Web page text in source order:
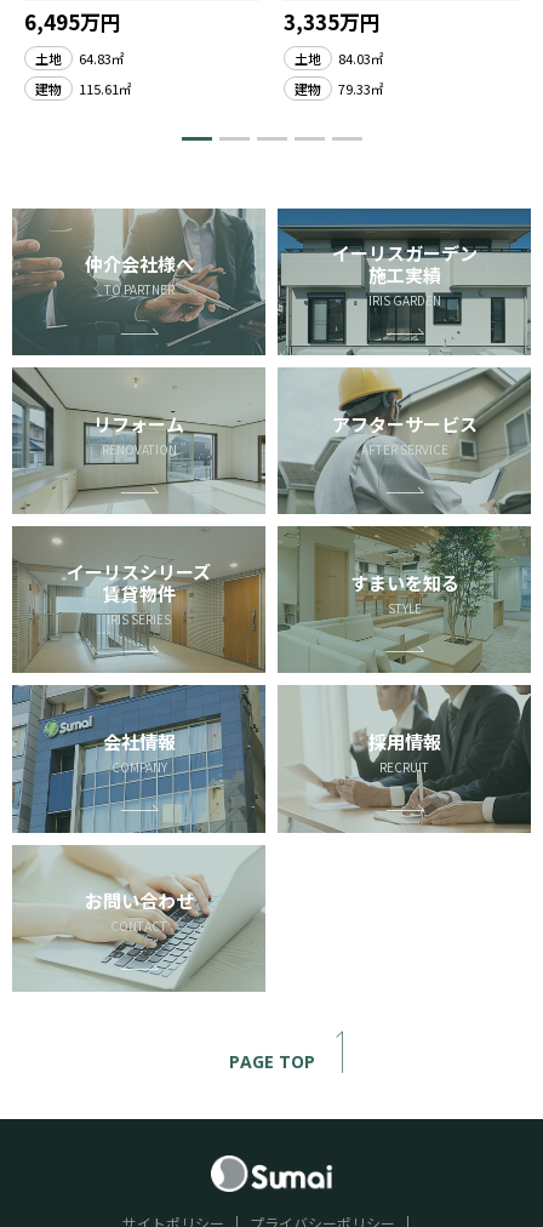
6,495万円
土地
64.83㎡
建物
115.61㎡
3,335万円
土地
84.03㎡
建物
79.33㎡
仲介会社様へ
TO PARTNER
イーリスガーデン
施工実績
IRIS GARDEN
リフォーム
RENOVATION
アフターサービス
AFTER SERVICE
イーリスシリーズ
賃貸物件
IRIS SERIES
すまいを知る
STYLE
会社情報
COMPANY
採用情報
RECRUIT
お問い合わせ
CONTACT
PAGE TOP